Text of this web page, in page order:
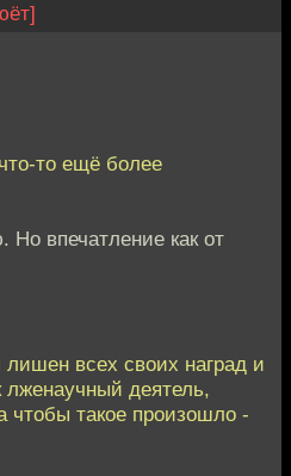
то ещё более
Но впечатление как от
всех своих наград и
лженаучный деятель,
такое произошло -